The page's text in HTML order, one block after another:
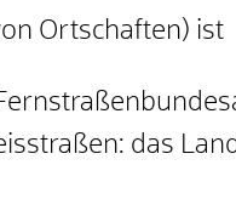
Ortschaften) ist
das